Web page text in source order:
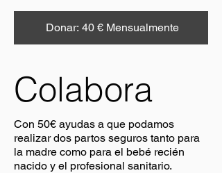
Donar: 40 € Mensualmente
Colabora
Con 50€ ayudas a que podamos
realizar dos partos seguros tanto para
la madre como para el bebé recién
nacido y el profesional sanitario.